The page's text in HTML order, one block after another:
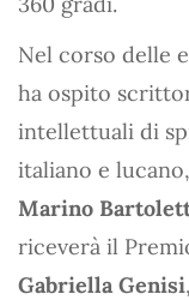
Nel corso delle
ha ospito
intellettuali di
italiano e
Marino
riceverà il
Gabriella Genisi,